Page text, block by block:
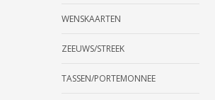
WENSKAARTEN
ZEEUWS/STREEK
TASSEN/PORTEMONNEE